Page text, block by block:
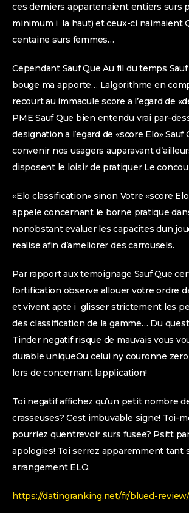
ces derniers appartenaient entiers surs
minimum i la haut) et ceux-ci naimaient
centaine surs femmes…
Cependant Sauf Que Au fil du temps
bouge ma apporte… Lalgorithme en
recourt au immacule score a l’egard de
PME Sauf Que bien entendu vrai par-
designation a l’egard de «score Elo» Sauf
convenir nos usagers auparavant
disposent le loisir de pratiquer Le
«Elo classification» sinon Votre «score
appele concernant le borne pratique
nonobstant evaluer les capacites dun
realise afin d’ameliorer des carrousels.
Par rapport aux temoignage Sauf Que
fortification observe allouer votre ordre
et vivent apte i glisser strictement les
des classification de la gamme… Du
Tinder negatif risque de mauvais vous
durable uniqueOu celui ny couronne
lors de concernant lapplication!
Toi negatif affichez qu’un petit nombre
crasseuses? Cest imbuvable signe! Toi-
pourriez quentrevoir surs fusee? Psitt
apologies! Toi serrez apparemment tant
arrangement ELO.
https://datingranking.net/fr/blued-review/